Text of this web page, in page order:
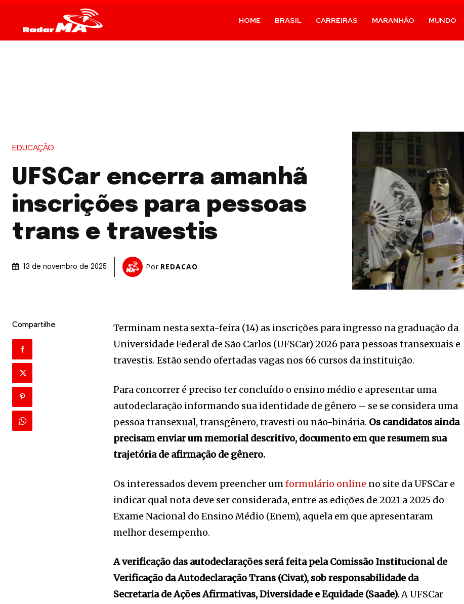
HOME BRASIL CARREIRAS MARANHÃO MUNDO
EDUCAÇÃO
UFSCar encerra amanhã
inscrições para pessoas
trans e travestis
13 de novembro de 2025 Por REDACAO
Compartilhe
Terminam nesta sexta-feira (14) as inscrições para ingresso na graduação da
Universidade Federal de São Carlos (UFSCar) 2026 para pessoas transexuais e
travestis. Estão sendo ofertadas vagas nos 66 cursos da instituição.
Para concorrer é preciso ter concluído o ensino médio e apresentar uma
autodeclaração informando sua identidade de gênero – se se considera uma
pessoa transexual, transgênero, travesti ou não-binária. Os candidatos ainda
precisam enviar um memorial descritivo, documento em que resumem sua
trajetória de afirmação de gênero.
Os interessados devem preencher umformulário online no site da UFSCar e
indicar qual nota deve ser considerada, entre as edições de 2021 a 2025 do
Exame Nacional do Ensino Médio (Enem), aquela em que apresentaram
melhor desempenho.
A verificação das autodeclarações será feita pela Comissão Institucional de
Verificação da Autodeclaração Trans (Civat), sob responsabilidade da
Secretaria de Ações Afirmativas, Diversidade e Equidade (Saade).A UFSCar